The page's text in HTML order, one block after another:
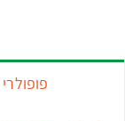
פופולרי